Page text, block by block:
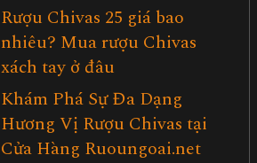
Rượu Chivas 25 giá bao
nhiêu? Mua rượu Chivas
xách tay ở đâu
Khám Phá Sự Đa Dạng
Hương Vị Rượu Chivas tại
Cửa Hàng Ruoungoai.net